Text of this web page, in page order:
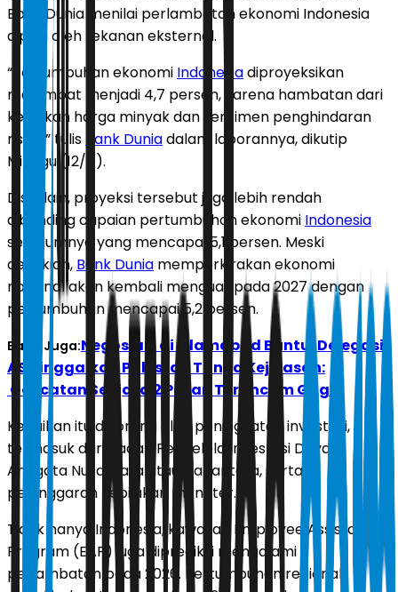
Bank Dunia menilai perlambatan ekonomi Indonesia
dipicu oleh tekanan eksternal.
“Pertumbuhan ekonomi Indonesiadiproyeksikan
melambat menjadi 4,7 persen, karena hambatan dari
kenaikan harga minyak dan sentimen penghindaran
risiko,” tulis
Bank Duniadalam laporannya, dikutip
Minggu (12/4).
Disisi lain, proyeksi tersebut juga lebih rendah
dibanding capaian pertumbuhan ekonomi Indonesia
sebelumnya yang mencapai 5,1 persen. Meski
demikian, Bank Dunia memperkirakan ekonomi
nasional akan kembali menguat pada 2027 dengan
pertumbuhan mencapai 5,2 persen.
Baca Juga:Negosiasi di Islamabad Buntu, Delegasi
AS Tinggalkan Pakistan Tanpa Kejelasan:
Gencatan Senjata 2 Pekan Terancam Gagal
Kenaikan itu didorong oleh peningkatan investasi,
termasuk dari Badan Pengelola Investasi Daya
Anagata Nusantata atau Danantara, serta
pelonggaran kebijakan moneter.
Tidak hanya Indonesia, kawasan Employee Assistance
Program (EAP) juga diprediksi mengalami
perlambatan pada 2026. Pertumbuhan regional